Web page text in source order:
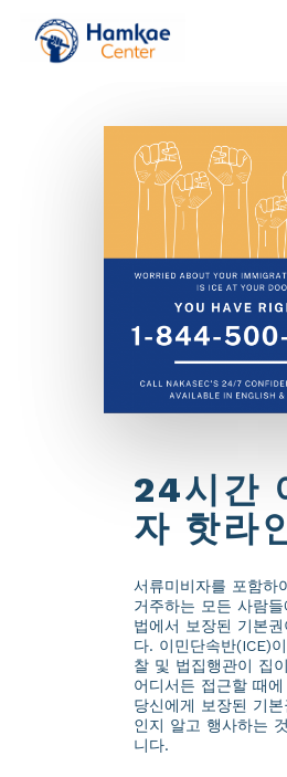
content
24시간
자 핫라
서류미비자를 포함하
거주하는 모든 사람들
법에서 보장된 기본권
다. 이민단속반(ICE)
찰 및 법집행관이 집
어디서든 접근할 때
당신에게 보장된 기본
인지 알고 행사하는
니다.